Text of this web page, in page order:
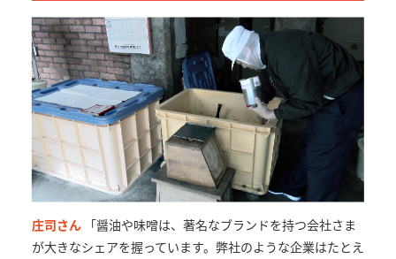
庄司さん 「醤油や味噌は、著名なブランドを持つ会社さま
が大きなシェアを握っています。弊社のような企業はたとえ